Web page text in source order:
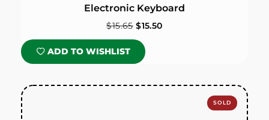
Electronic Keyboard
$15.65 $15.50
ADD TO WISHLIST
SOLD